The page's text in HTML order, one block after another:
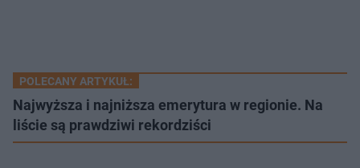
POLECANY ARTYKUŁ:
Najwyższa i najniższa emerytura w regionie. Na
liście są prawdziwi rekordziści